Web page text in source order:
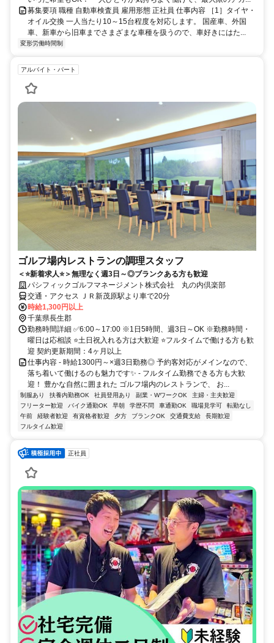
募集要項 職種 自動車検査員 雇用形態 正社員 仕事内容 ［1］タイヤ・
オイル交換 一人当たり10～15台程度を対応します。 国産車、外国
車、新車から旧車までさまざまな車種を扱うので、車好きにはた...
変形労働時間制
アルバイト・パート
ゴルフ場内レストランの調理スタッフ
＜⭐新着求人⭐＞無理なく週3日～◎ブランクある方も歓迎
パシフィックゴルフマネージメント株式会社 丸の内倶楽部
交通・アクセス ＪＲ新茂原駅より車で20分
時給1,300円以上
千葉県長生郡
勤務時間詳細 ✅6:00～17:00 ※1日5時間、週3日～OK ※勤務時間・
曜日は応相談 ⭐土日祝入れる方は大歓迎 ⭐フルタイムで働ける方も歓
迎 契約更新期間：4ヶ月以上
仕事内容 - 時給1300円～×週3日勤務◎ 予約客対応がメインなので、
落ち着いて働けるのも魅力です✨ - フルタイム勤務できる方も大歓
迎！ 豊かな自然に囲まれた ゴルフ場内のレストランで、 お...
制服あり 扶養内勤務OK 社員登用あり 副業・WワークOK
主婦・主夫歓迎
フリーター歓迎
バイク通勤OK 早朝 学歴不問 車通勤OK 職場見学可
転勤なし
午前
経験者歓迎 有資格者歓迎 夕方 ブランクOK 交通費支給
長期歓迎
フルタイム歓迎
正社員